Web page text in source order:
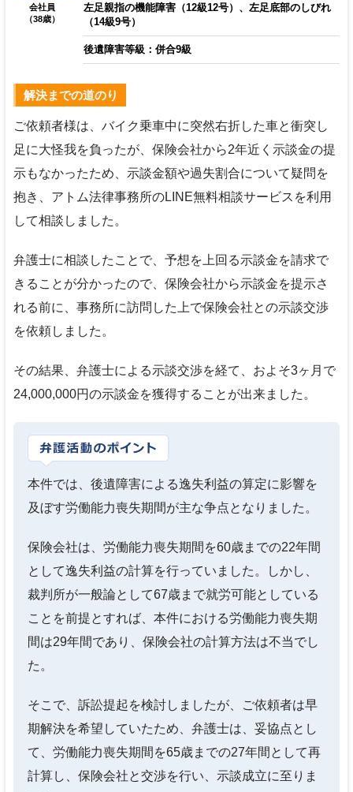
会社員
（38歳）
左足親指の機能障害（12級12号）、左足底部のしびれ
（14級9号）
後遺障害等級：併合9級
解決までの道のり
ご依頼者様は、バイク乗車中に突然右折した車と衝突し
足に大怪我を負ったが、保険会社から2年近く示談金の提
示もなかったため、示談金額や過失割合について疑問を
抱き、アトム法律事務所のLINE無料相談サービスを利用
して相談しました。
弁護士に相談したことで、予想を上回る示談金を請求で
きることが分かったので、保険会社から示談金を提示さ
れる前に、事務所に訪問した上で保険会社との示談交渉
を依頼しました。
その結果、弁護士による示談交渉を経て、およそ3ヶ月で
24,000,000円の示談金を獲得することが出来ました。
本件では、後遺障害による逸失利益の算定に影響を
及ぼす労働能力喪失期間が主な争点となりました。
保険会社は、労働能力喪失期間を60歳までの22年間
として逸失利益の計算を行っていました。しかし、
裁判所が一般論として67歳まで就労可能としている
ことを前提とすれば、本件における労働能力喪失期
間は29年間であり、保険会社の計算方法は不当でし
た。
そこで、訴訟提起を検討しましたが、ご依頼者は早
期解決を希望していたため、弁護士は、妥協点とし
て、労働能力喪失期間を65歳までの27年間として再
計算し、保険会社と交渉を行い、示談成立に至りま